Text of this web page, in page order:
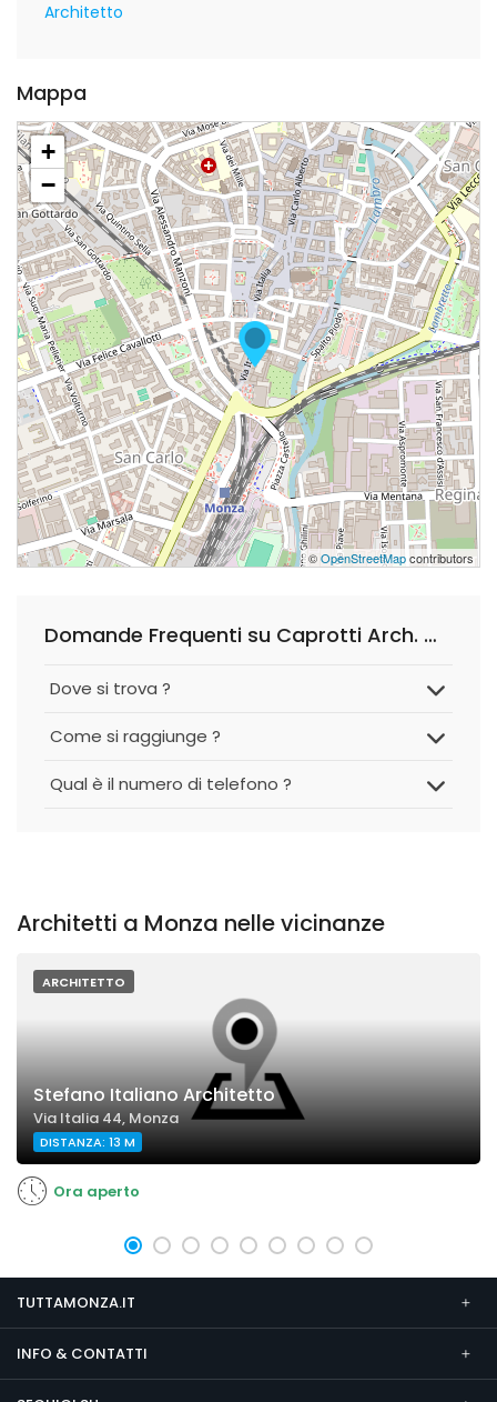
Architetto
Mappa
+
−
©OpenStreetMapcontributors
Domande Frequenti su Caprotti Arch. Massimo
Dove si trova ?
Come si raggiunge ?
Qual è il numero di telefono ?
Architetti a Monza nelle vicinanze
ARCHITETTO
Stefano Italiano Architetto
Via Italia 44, Monza
DISTANZA: 13 M
Ora aperto
TUTTAMONZA.IT
INFO & CONTATTI